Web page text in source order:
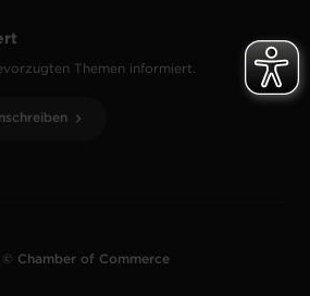
Themen informiert.
Chamber of Commerce